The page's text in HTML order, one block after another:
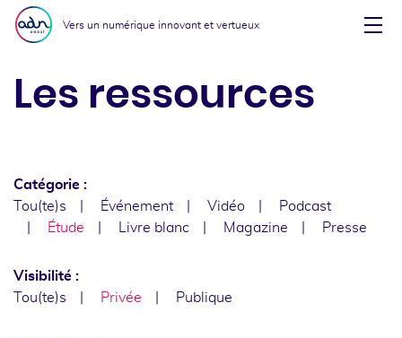
Aller au menu
Aller au contenu
Vers un numérique innovant et vertueux
Les ressources
Catégorie :
Tou(te)s
Événement Vidéo
Podcast
Étude
Livre blanc Magazine Presse
Visibilité :
Tou(te)s
Privée Publique